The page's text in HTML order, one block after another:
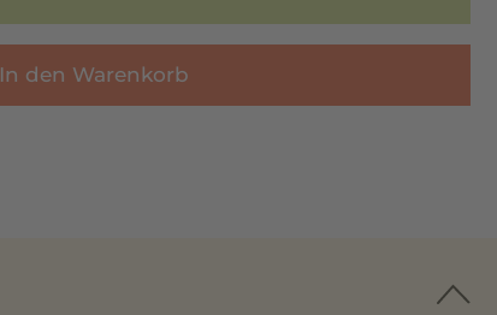
In den Warenkorb